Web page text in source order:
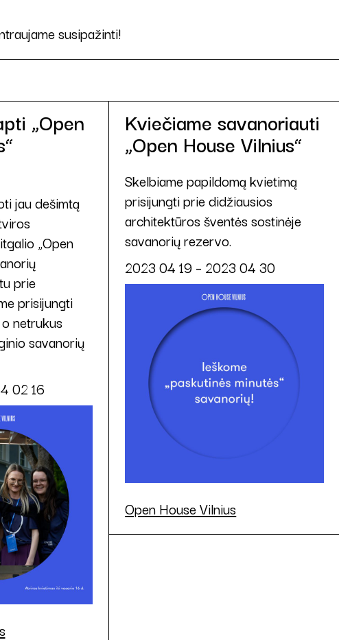
susipažinti!
„Open
jau dešimtą
„Open
prie
prisijungti
netrukus
savanorių
02 16
Kviečiame savanoriauti
„Open House Vilnius“
Skelbiame papildomą kvietimą
prisijungti prie didžiausios
architektūros šventės sostinėje
savanorių rezervo.
2023 04 19 – 2023 04 30
Open House Vilnius